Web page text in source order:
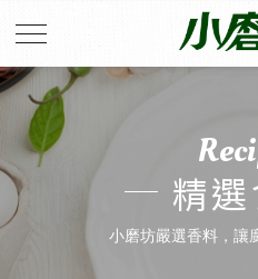
精
小磨坊嚴選香料，讓